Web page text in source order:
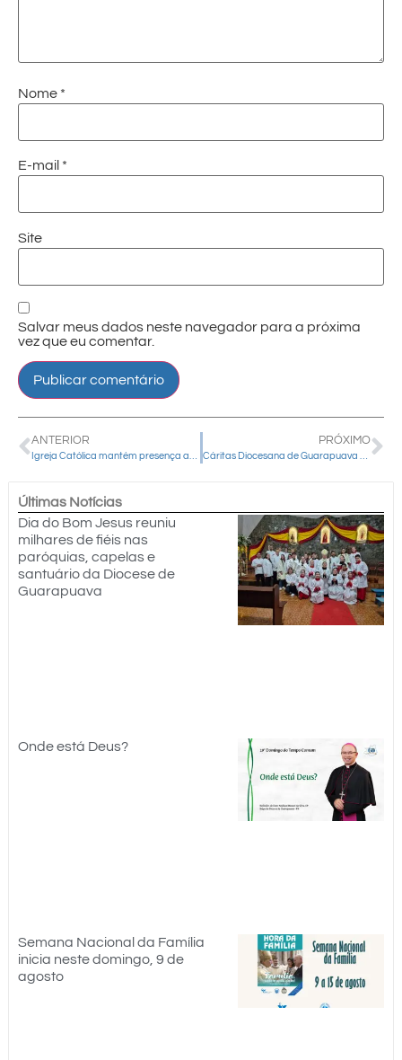
Nome *
E-mail *
Site
Salvar meus dados neste navegador para a próxima
vez que eu comentar.
ANTERIOR PRÓXIMO
Últimas Notícias
Dia do Bom Jesus reuniu
milhares de fiéis nas
paróquias, capelas e
santuário da Diocese de
Guarapuava
Onde está Deus?
Semana Nacional da Família
inicia neste domingo, 9 de
agosto